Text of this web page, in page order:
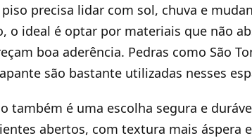
precisa lidar com sol, chuva e
o ideal é optar por materiais que não
boa aderência. Pedras como São
são bastante utilizadas nesses
também é uma escolha segura e
abertos, com textura mais áspera